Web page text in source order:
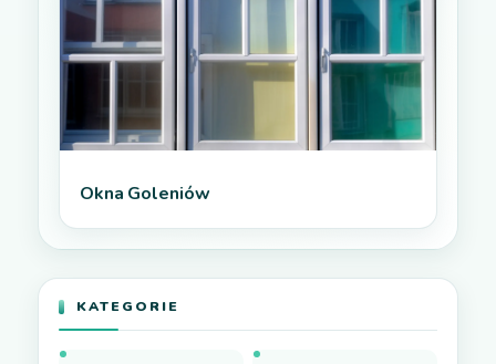
Okna Goleniów
KATEGORIE